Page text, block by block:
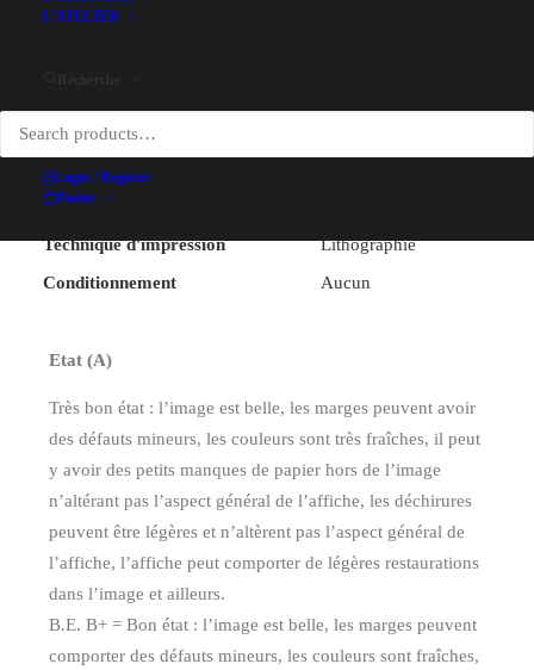
L’ATELIER
Login / Register
Panier
Largeur (hors entoilage)
Hauteur (hors entoilage)
Date
Technique d'impression
Lithographie
Conditionnement
Aucun
Etat (A)
Très bon état : l’image est belle, les marges peuvent avoir
des défauts mineurs, les couleurs sont très fraîches, il peut
y avoir des petits manques de papier hors de l’image
n’altérant pas l’aspect général de l’affiche, les déchirures
peuvent être légères et n’altèrent pas l’aspect général de
l’affiche, l’affiche peut comporter de légères restaurations
dans l’image et ailleurs.
B.E. B+ = Bon état : l’image est belle, les marges peuvent
comporter des défauts mineurs, les couleurs sont fraîches,